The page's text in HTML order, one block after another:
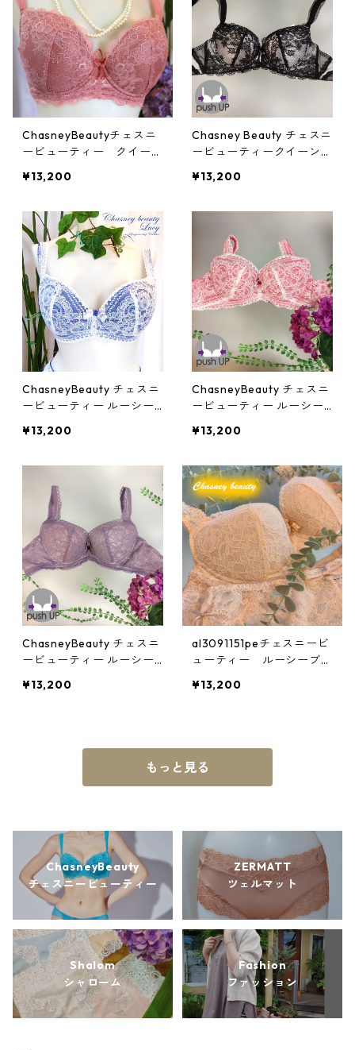
ChasneyBeautyチェスニ
ービューティー クイーン
ティークローズ)：al31301
¥13,200
Chasney Beauty チェスニ
ービューティークイーンブ
k
¥13,200
ChasneyBeauty チェスニ
ービューティー ルーシー
e
¥13,200
ChasneyBeauty チェスニ
ービューティー ルーシー
151bbp
¥13,200
ChasneyBeauty チェスニ
ービューティー ルーシー
¥13,200
al3091151peチェスニービ
ューティー ルーシーブラ
¥13,200
もっと見る
ChasneyBeauty
チェスニービューティー
ZERMATT
ツェルマット
Shalom
シャローム
Fashion
ファッション